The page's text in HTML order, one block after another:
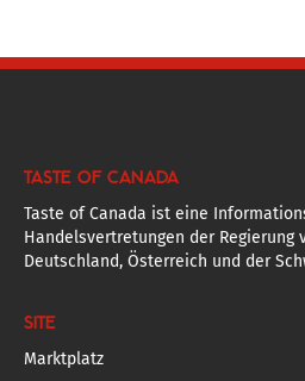
TASTE OF CANADA
Taste of Canada ist eine
Handelsvertretungen der Regierung
Deutschland, Österreich und der
SITE
Marktplatz